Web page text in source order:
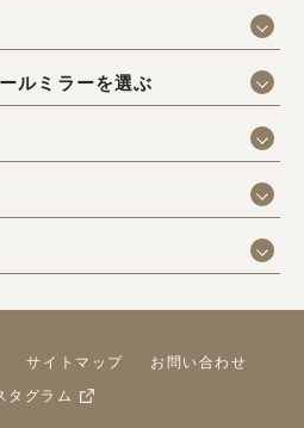
ルミラーを選ぶ
サイトマップ
お問い合わせ
タグラム